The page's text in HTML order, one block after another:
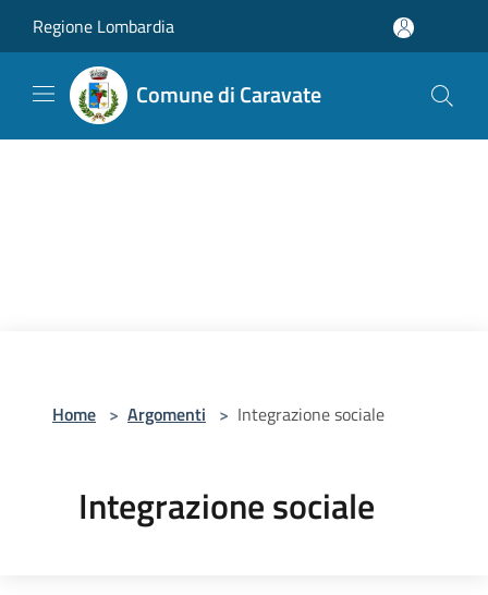
Regione Lombardia
Comune di Caravate
Home > Argomenti > Integrazione sociale
Integrazione sociale